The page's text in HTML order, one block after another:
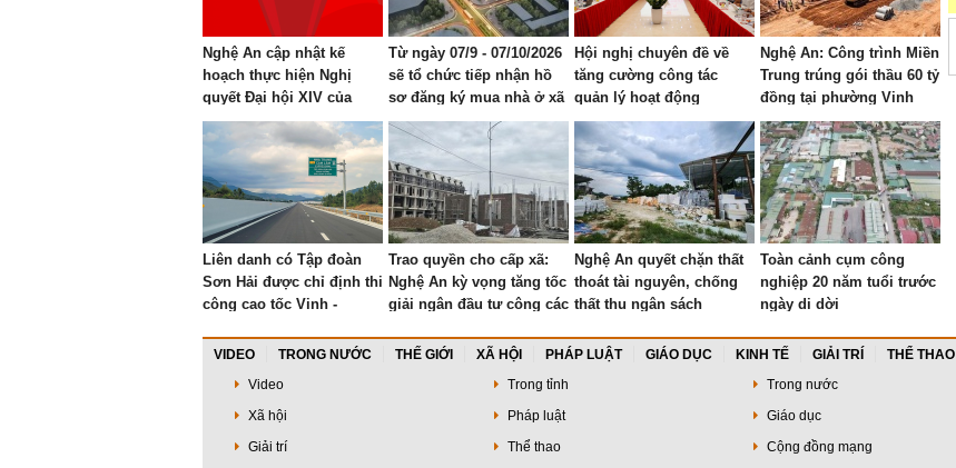
Nghệ An cập nhật kế
hoạch thực hiện Nghị
quyết Đại hội XIV của
Đảng, phấn đấu tăng
trưởng GRDP 11–
12%/năm
Từ ngày 07/9 - 07/10/2026
sẽ tổ chức tiếp nhận hồ
sơ đăng ký mua nhà ở xã
hội tại Khu nhà ở Mỹ
Thượng, phường Vinh
Lộc
Hội nghị chuyên đề về
tăng cường công tác
quản lý hoạt động
khoáng sản trên địa bàn
tỉnh
Nghệ An: Công trình Miền
Trung trúng gói thầu 60 tỷ
đồng tại phường Vinh
Phú
Liên danh có Tập đoàn
Sơn Hải được chỉ định thi
công cao tốc Vinh -
Trao quyền cho cấp xã:
Nghệ An kỳ vọng tăng tốc
giải ngân đầu tư công các
quốc gia
Nghệ An quyết chặn thất
thoát tài nguyên, chống
thất thu ngân sách
Toàn cảnh cụm công
nghiệp 20 năm tuổi trước
ngày di dời
VIDEO TRONG NƯỚC THẾ GIỚI XÃ HỘI PHÁP LUẬT GIÁO DỤC KINH TẾ GIẢI TRÍ THỂ THAO
Video
Trong tỉnh Trong nước
Xã hội
Pháp luật Giáo dục
Giải trí
Thể thao Cộng đồng mạng